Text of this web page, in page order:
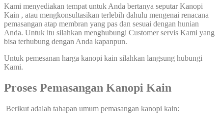
Kami menyediakan tempat untuk Anda bertanya seputar Kanopi
Kain , atau mengkonsultasikan terlebih dahulu mengenai renacana
pemasangan atap membran yang pas dan sesuai dengan hunian
Anda. Untuk itu silahkan menghubungi Customer servis Kami yang
bisa terhubung dengan Anda kapanpun.
Untuk pemesanan harga kanopi kain silahkan langsung hubungi
Kami.
Proses Pemasangan Kanopi Kain
Berikut adalah tahapan umum pemasangan kanopi kain: